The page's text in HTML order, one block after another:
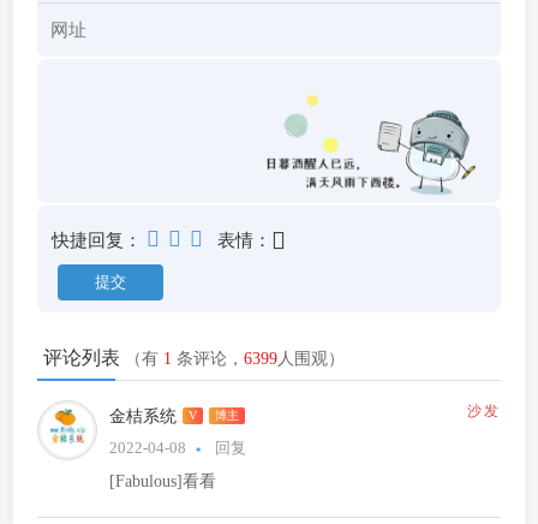
快捷回复： 表情：
评论列表 （有 1 条评论， 6399 人围观）
金桔系统 V 博主 沙发
2022-04-08 回复
[Fabulous]看看